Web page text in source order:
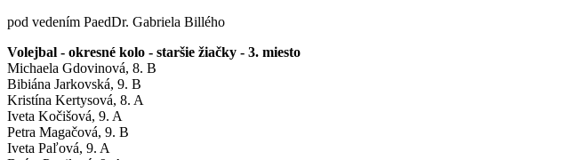
pod vedením PaedDr. Gabriela Billého
Volejbal - okresné kolo - staršie žiačky - 3. miesto
Michaela Gdovinová, 8. B
Bibiána Jarkovská, 9. B
Kristína Kertysová, 8. A
Iveta Kočišová, 9. A
Petra Magačová, 9. B
Iveta Paľová, 9. A